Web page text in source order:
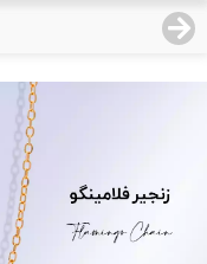
دسته بندی محصولات
نمایندگی ها